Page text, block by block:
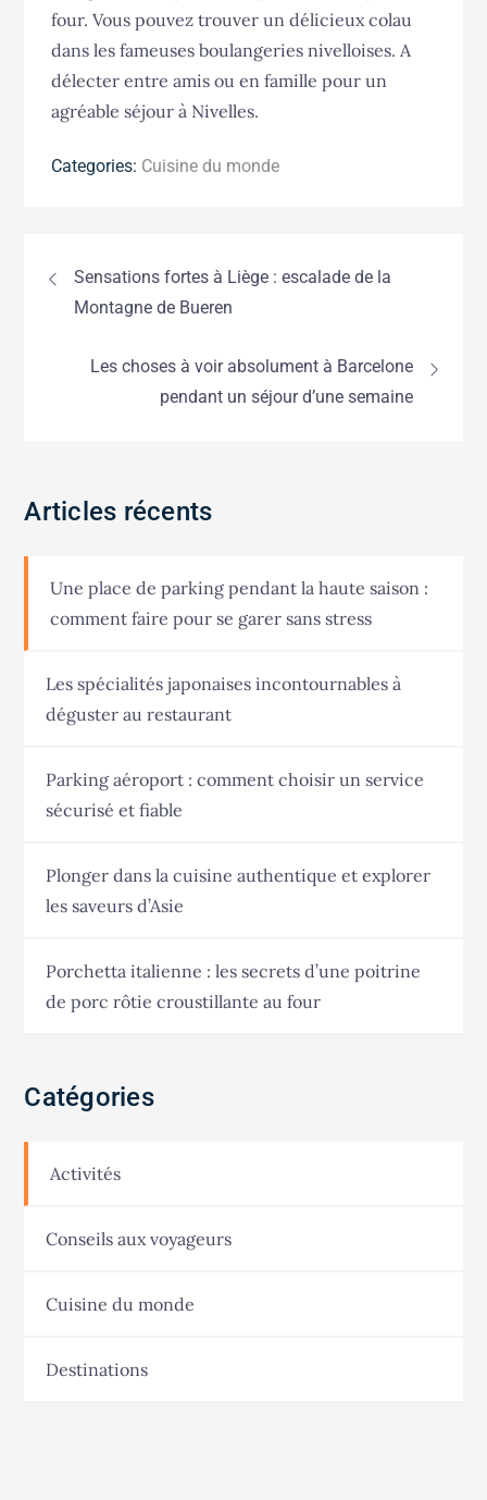
four. Vous pouvez trouver un délicieux colau
dans les fameuses boulangeries nivelloises. A
délecter entre amis ou en famille pour un
agréable séjour à Nivelles.
Categories: Cuisine du monde
Navigation
l’article
Sensations fortes à Liège : escalade de la
Montagne de Bueren
Les choses à voir absolument à Barcelone
pendant un séjour d’une semaine
Articles récents
Une place de parking pendant la haute saison :
comment faire pour se garer sans stress
Les spécialités japonaises incontournables à
déguster au restaurant
Parking aéroport : comment choisir un service
sécurisé et fiable
Plonger dans la cuisine authentique et explorer
les saveurs d’Asie
Porchetta italienne : les secrets d’une poitrine
de porc rôtie croustillante au four
Catégories
Activités
Conseils aux voyageurs
Cuisine du monde
Destinations